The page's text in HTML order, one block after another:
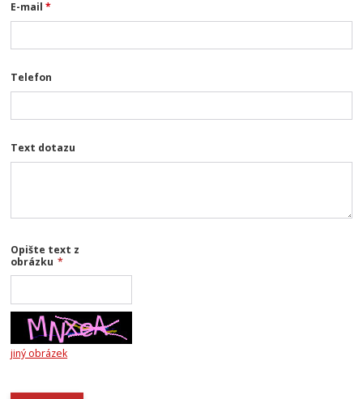
E-mail*
Telefon
Text dotazu
Opište text z
obrázku *
jiný obrázek